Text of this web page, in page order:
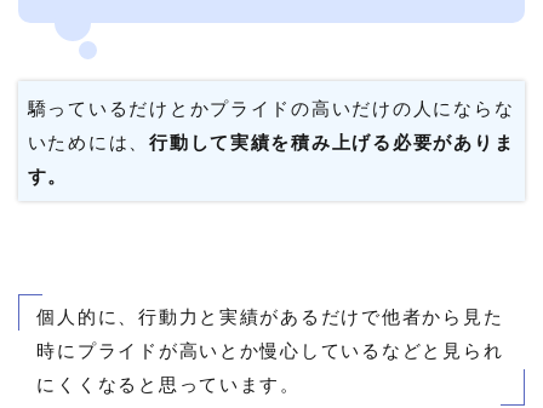
驕っているだけとかプライドの高いだけの人にならな
いためには、行動して実績を積み上げる必要がありま
す。
個人的に、行動力と実績があるだけで他者から見た
時にプライドが高いとか慢心しているなどと見られ
にくくなると思っています。